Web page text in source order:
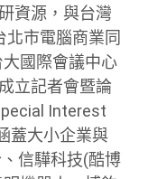
資源，與台灣
北市電腦商業同
國際會議中心
立記者會暨論
Interest
蓋大小企業與
信驊科技(酷博